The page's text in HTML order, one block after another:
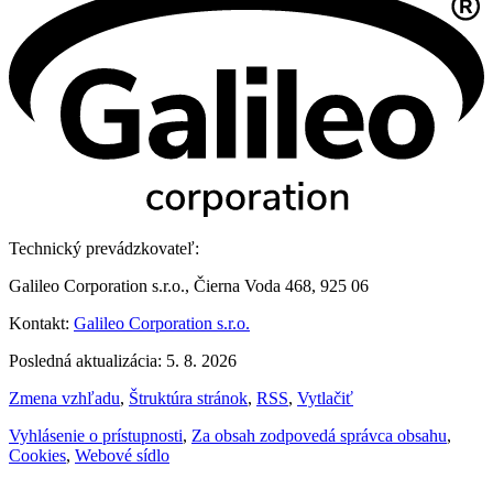
Technický prevádzkovateľ:
Galileo Corporation s.r.o., Čierna Voda 468, 925 06
Kontakt: Galileo Corporation s.r.o.
Posledná aktualizácia: 5. 8. 2026
Zmena vzhľadu, Štruktúra stránok, RSS, Vytlačiť
Vyhlásenie o prístupnosti, Za obsah zodpovedá správca obsahu,
Cookies, Webové sídlo